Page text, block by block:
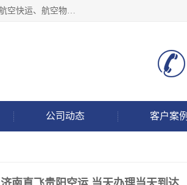
徐州福宝来物流有限公司专业从事机场航空货运、机场快递,航空快递、航空货运、宠物托运、航空加急件、航空快运、航空物流、航空托运、空运当日达等业务。
公司动态 客户案例